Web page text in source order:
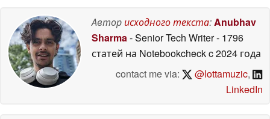
Авторисходного текста:Anubhav
Sharma- Senior Tech Writer- 1796
статей на Notebookcheckc 2024 года
contact me via:
@lottamuzic,
LinkedIn